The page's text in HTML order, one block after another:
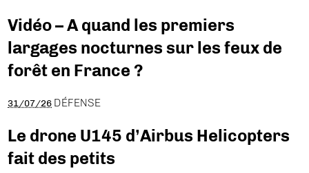
Vidéo – A quand les premiers
largages nocturnes sur les feux de
forêt en France ?
31/07/26 DÉFENSE
Le drone U145 d’Airbus Helicopters
fait des petits